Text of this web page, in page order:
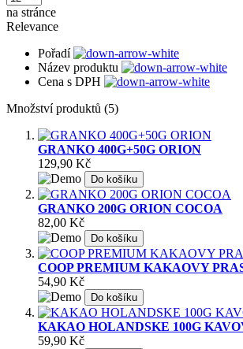
na stránce
Relevance
Pořadí
Název produktu
Cena s DPH
Množství produktů (5)
GRANKO 400G+50G ORION
129,90 Kč
Do košíku
GRANKO 200G ORION COCOA
82,00 Kč
Do košíku
COOP PREMIUM KAKAOVY
54,90 Kč
Do košíku
KAKAO HOLANDSKE 100G
59,90 Kč